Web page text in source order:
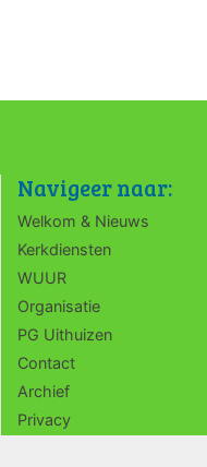
Navigeer naar:
Welkom & Nieuws
Kerkdiensten
WUUR
Organisatie
PG Uithuizen
Contact
Archief
Privacy